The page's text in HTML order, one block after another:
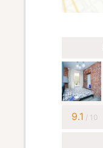
9.1 / 10